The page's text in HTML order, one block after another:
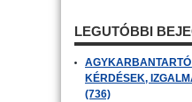
LEGUTÓBBI
KÉRDÉSEK,
(736)